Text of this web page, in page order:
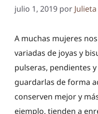
julio 1, 2019 por Julieta
A muchas mujeres
variadas de joyas y
pulseras, pendientes
guardarlas de forma
conserven mejor y
ejemplo, tienden a